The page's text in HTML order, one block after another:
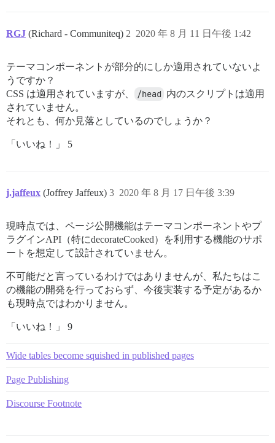
RGJ (Richard - Communiteq) 2020 年 8 月 11 日午後 1:42
2
テーマコンポーネントが部分的にしか適用されていないよ
うですか？
CSS は適用されていますが、
/head 内のスクリプトは適用
されていません。
それとも、何か見落としているのでしょうか？
「いいね！」 5
j.jaffeux (Joffrey Jaffeux) 2020 年 8 月 17 日午後 3:39
3
現時点では、ページ公開機能はテーマコンポーネントやプ
ラグインAPI（特にdecorateCooked）を利用する機能のサポ
ートを想定して設計されていません。
不可能だと言っているわけではありませんが、私たちはこ
の機能の開発を行っておらず、今後実装する予定があるか
も現時点ではわかりません。
「いいね！」 9
Wide tables become squished in published pages
Page Publishing
Discourse Footnote